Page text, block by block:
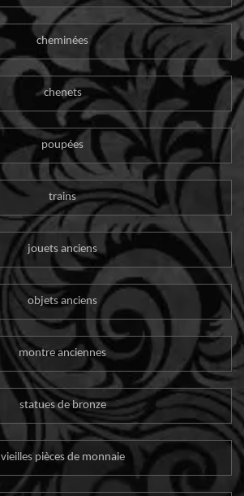
cheminées
chenets
poupées
trains
jouets anciens
objets anciens
montre anciennes
statues de bronze
vieilles pièces de monnaie